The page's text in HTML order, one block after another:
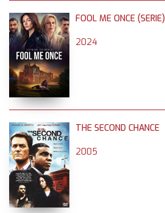
FOOL ME ONCE (SERIE)
2024
THE SECOND CHANCE
2005